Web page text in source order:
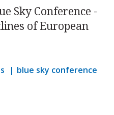
Sky Conference -
of European
blue sky conference